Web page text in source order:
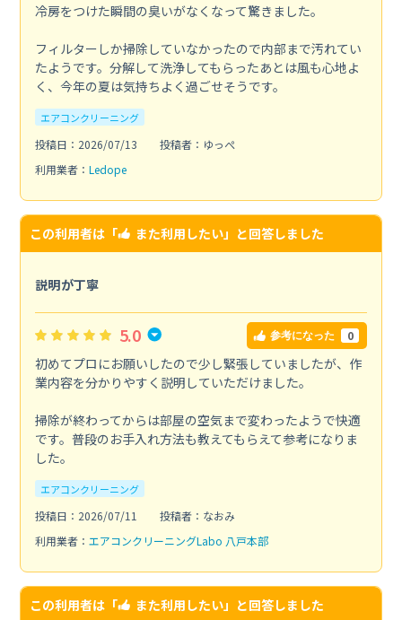
冷房をつけた瞬間の臭いがなくなって驚きました。
フィルターしか掃除していなかったので内部まで汚れてい
たようです。分解して洗浄してもらったあとは風も心地よ
く、今年の夏は気持ちよく過ごせそうです。
エアコンクリーニング
投稿日：2026/07/13
投稿者：ゆっぺ
利用業者： Ledope
この利用者は「 また利用したい」と回答しました
説明が丁寧
5.0 参考になった 0
初めてプロにお願いしたので少し緊張していましたが、作
業内容を分かりやすく説明していただけました。
掃除が終わってからは部屋の空気まで変わったようで快適
です。普段のお手入れ方法も教えてもらえて参考になりま
した。
エアコンクリーニング
投稿日：2026/07/11
投稿者：なおみ
利用業者： エアコンクリーニングLabo 八戸本部
この利用者は「 また利用したい」と回答しました